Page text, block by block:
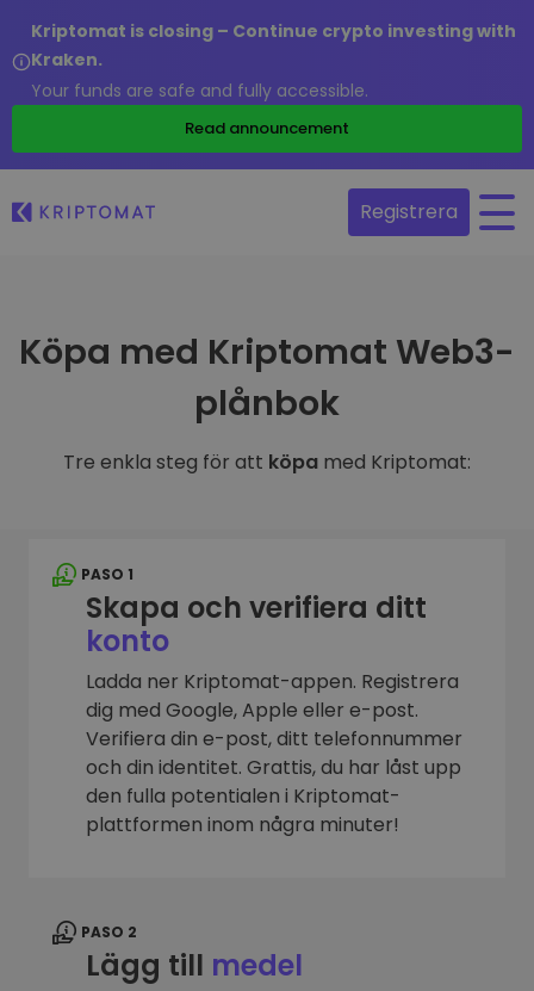
Kriptomat is closing – Continue crypto investing with
Kraken.
Your funds are safe and fully accessible.
Read announcement
Registrera
Köpa med Kriptomat Web3-
plånbok
Tre enkla steg för att köpa med Kriptomat:
PASO 1
Skapa och verifiera ditt
konto
Ladda ner Kriptomat-appen. Registrera
dig med Google, Apple eller e-post.
Verifiera din e-post, ditt telefonnummer
och din identitet. Grattis, du har låst upp
den fulla potentialen i Kriptomat-
plattformen inom några minuter!
PASO 2
Lägg till medel